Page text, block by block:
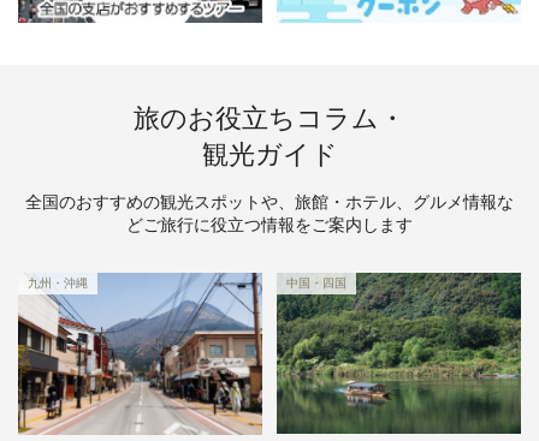
旅のお役立ちコラム・
観光ガイド
全国のおすすめの観光スポットや、旅館・ホテル、グルメ情報な
どご旅行に役立つ情報をご案内します
九州・沖縄 中国・四国